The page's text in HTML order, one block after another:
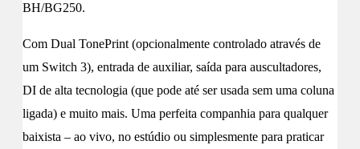
BH/BG250.
Com Dual TonePrint (opcionalmente controlado através de
um Switch 3), entrada de auxiliar, saída para auscultadores,
DI de alta tecnologia (que pode até ser usada sem uma coluna
ligada) e muito mais. Uma perfeita companhia para qualquer
baixista – ao vivo, no estúdio ou simplesmente para praticar